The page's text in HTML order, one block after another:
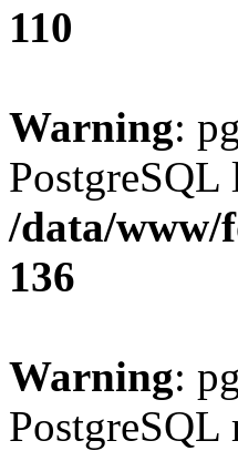
110
Warning:
/data/www/
136
Warning:
PostgreSQL